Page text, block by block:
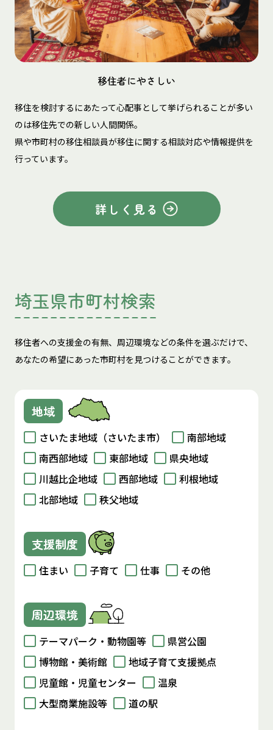
移住者にやさしい
移住を検討するにあたって心配事として挙げられることが多い
のは移住先での新しい人間関係。
県や市町村の移住相談員が移住に関する相談対応や情報提供を
行っています。
詳しく見る
埼玉県市町村検索
移住者への支援金の有無、周辺環境などの条件を選ぶだけで、
あなたの希望にあった市町村を見つけることができます。
地域
さいたま地域（さいたま市）
南部地域
南西部地域
東部地域
県央地域
川越比企地域
西部地域
利根地域
北部地域
秩父地域
支援制度
住まい 子育て 仕事 その他
周辺環境
テーマパーク・動物園等
県営公園
博物館・美術館
地域子育て支援拠点
児童館・児童センター
温泉
大型商業施設等
道の駅